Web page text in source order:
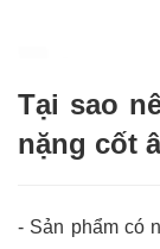
Tại sao
nặng cốt
- Sản phẩm có